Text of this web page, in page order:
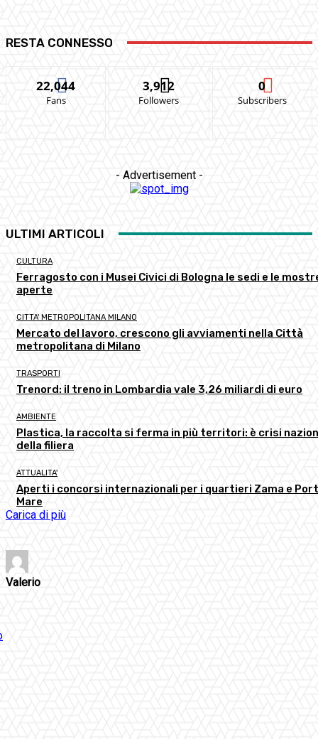
RESTA CONNESSO
22,044
Fans
3,912
Followers
0
Subscribers
- Advertisement -
ULTIMI ARTICOLI
CULTURA
Ferragosto con i Musei Civici di Bologna le sedi e le
aperte
CITTA' METROPOLITANA MILANO
Mercato del lavoro, crescono gli avviamenti nella Città
metropolitana di Milano
TRASPORTI
Trenord: il treno in Lombardia vale 3,26 miliardi di euro
AMBIENTE
Plastica, la raccolta si ferma in più territori: è crisi
della filiera
ATTUALITA'
Aperti i concorsi internazionali per i quartieri Zama e
Mare
Carica di più
Valerio